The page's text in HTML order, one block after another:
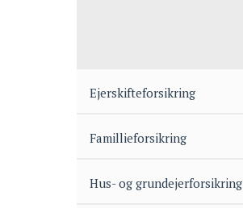
Ejerskifteforsikring
Famillieforsikring
Hus- og grundejerforsikring